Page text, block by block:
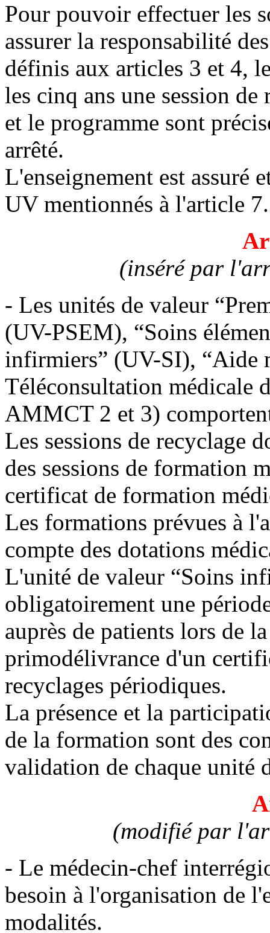
Pour pouvoir effectuer les
assurer la responsabilité
définis aux articles 3 et 4,
les cinq ans une session
et le programme sont
arrêté.
L'enseignement est assuré
UV mentionnés à l'article 7.
(inséré par
- Les unités de valeur
(UV-PSEM), “Soins
infirmiers” (UV-SI), “Aide
Téléconsultation médicale
AMMCT 2 et 3)
Les sessions de recyclage
des sessions de formation
certificat de formation
Les formations prévues à
compte des dotations
L'unité de valeur “Soins
obligatoirement une
auprès de patients lors de
primodélivrance d'un
recyclages périodiques.
La présence et la
de la formation sont des
validation de chaque unité
(modifié par
- Le médecin-chef
besoin à l'organisation de
modalités.